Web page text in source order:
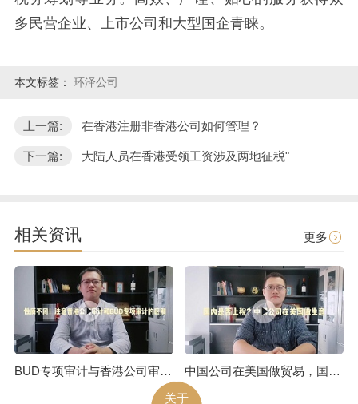
多民营企业、上市公司和大型国企青睐。
本文标签： 环泽公司
上一篇: 在香港注册非香港公司如何管理？
下一篇: 大陆人员在香港受领工资涉及两地征税"
相关资讯 更多
BUD专项审计与香港公司审计是不一样的
中国公司在美国做贸易，国内是否上税呢
关于